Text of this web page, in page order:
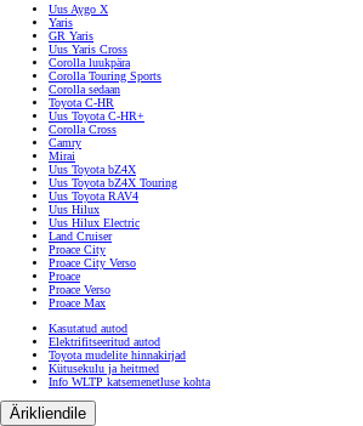
Uus Aygo X
Yaris
GR Yaris
Uus Yaris Cross
Corolla luukpära
Corolla Touring Sports
Corolla sedaan
Toyota C-HR
Uus Toyota C-HR+
Corolla Cross
Camry
Mirai
Uus Toyota bZ4X
Uus Toyota bZ4X Touring
Uus Toyota RAV4
Uus Hilux
Uus Hilux Electric
Land Cruiser
Proace City
Proace City Verso
Proace
Proace Verso
Proace Max
Kasutatud autod
Elektrifitseeritud autod
Toyota mudelite hinnakirjad
Kütusekulu ja heitmed
Info WLTP katsemenetluse kohta
Ärikliendile